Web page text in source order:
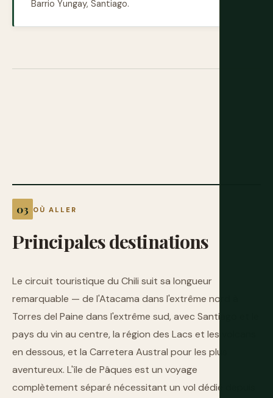
Barrio Yungay, Santiago.
OÙ ALLER
Principalesdestinations
Le circuit touristique du Chili suit sa longueur
remarquable — de l'Atacama dans l'extrême nord à
Torres del Paine dans l'extrême sud, avec Santiago et le
pays du vin au centre, la région des Lacs et les volcans
en dessous, et la Carretera Austral pour les plus
aventureux. L'île de Pâques est un voyage
complètement séparé nécessitant un vol dédié depuis